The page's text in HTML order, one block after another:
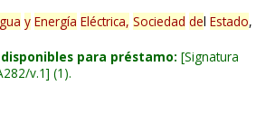
y Energía Eléctrica, Sociedad del Estado,
para préstamo: Signatura
v.1 (1).